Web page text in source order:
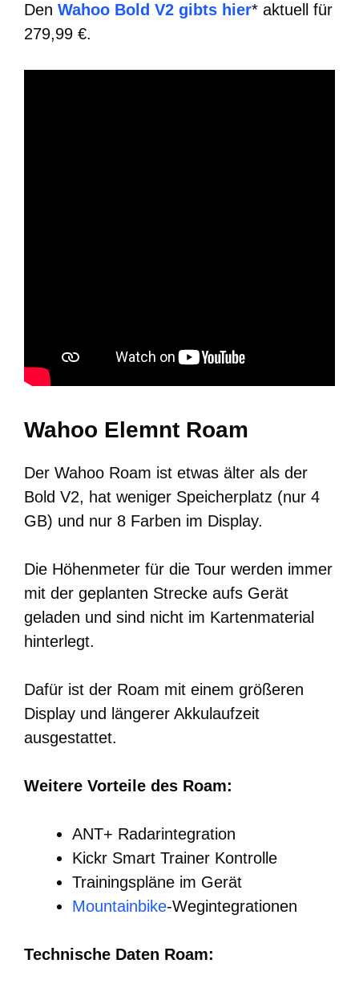
Den Wahoo Bold V2 gibts hier* aktuell für
279,99 €.
Wahoo Elemnt Roam
Der Wahoo Roam ist etwas älter als der
Bold V2, hat weniger Speicherplatz (nur 4
GB) und nur 8 Farben im Display.
Die Höhenmeter für die Tour werden immer
mit der geplanten Strecke aufs Gerät
geladen und sind nicht im Kartenmaterial
hinterlegt.
Dafür ist der Roam mit einem größeren
Display und längerer Akkulaufzeit
ausgestattet.
Weitere Vorteile des Roam:
ANT+ Radarintegration
Kickr Smart Trainer Kontrolle
Trainingspläne im Gerät
Mountainbike-Wegintegrationen
Technische Daten Roam: